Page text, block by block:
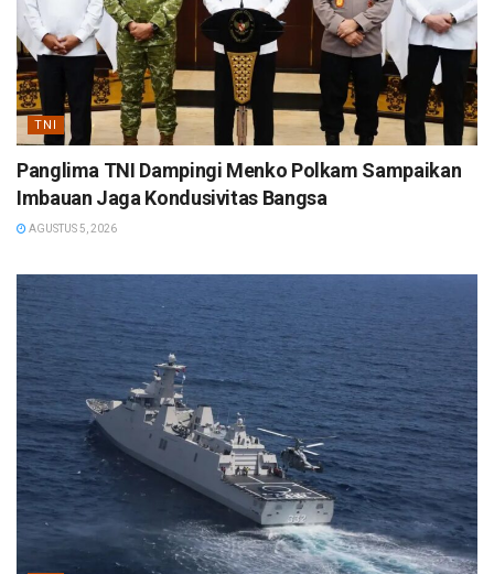
TNI
Panglima TNI Dampingi Menko Polkam Sampaikan
Imbauan Jaga Kondusivitas Bangsa
AGUSTUS 5, 2026